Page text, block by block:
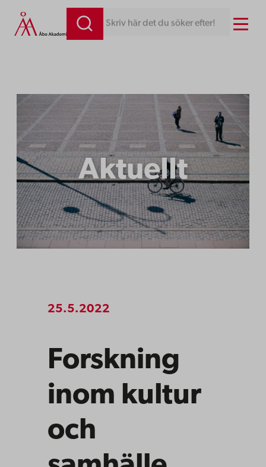
Hoppa
till
Skriv här det du söker efter! Menu
Aktuellt
25.5.2022
Forskning
inom kultur
och